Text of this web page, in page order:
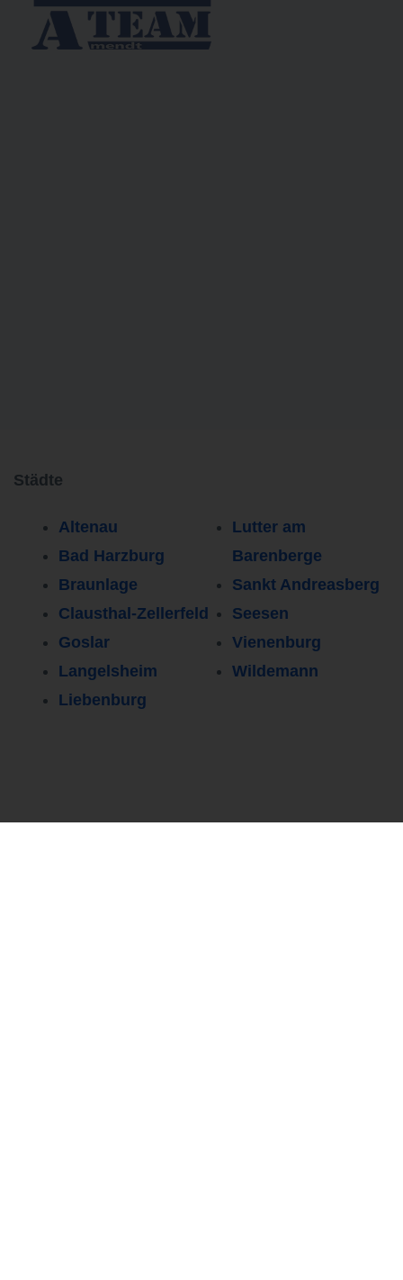
Städte
Altenau
Bad Harzburg
Braunlage
Clausthal-Zellerfeld
Goslar
Langelsheim
Liebenburg
Lutter am
Barenberge
Sankt Andreasberg
Seesen
Vienenburg
Wildemann